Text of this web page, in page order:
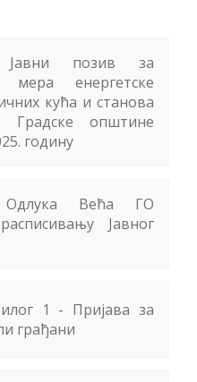
Јавни позив за
мера енергетске
кућа и станова
Градске општине
годину
Одлука Већа ГО
Јавног
1 - Пријава за
грађани